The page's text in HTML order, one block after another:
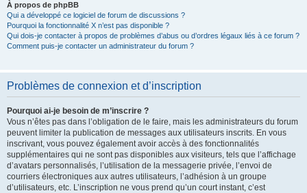
À propos de phpBB
Qui a développé ce logiciel de forum de discussions ?
Pourquoi la fonctionnalité X n’est pas disponible ?
Qui dois-je contacter à propos de problèmes d’abus ou d’ordres légaux liés à ce forum ?
Comment puis-je contacter un administrateur du forum ?
Problèmes de connexion et d’inscription
Pourquoi ai-je besoin de m’inscrire ?
Vous n’êtes pas dans l’obligation de le faire, mais les administrateurs du forum
peuvent limiter la publication de messages aux utilisateurs inscrits. En vous
inscrivant, vous pouvez également avoir accès à des fonctionnalités
supplémentaires qui ne sont pas disponibles aux visiteurs, tels que l’affichage
d’avatars personnalisés, l’utilisation de la messagerie privée, l’envoi de
courriers électroniques aux autres utilisateurs, l’adhésion à un groupe
d’utilisateurs, etc. L’inscription ne vous prend qu’un court instant, c’est